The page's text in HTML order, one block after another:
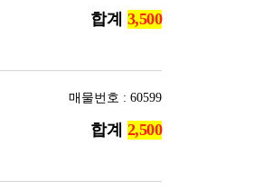
합계
매물번호 : 60599
합계